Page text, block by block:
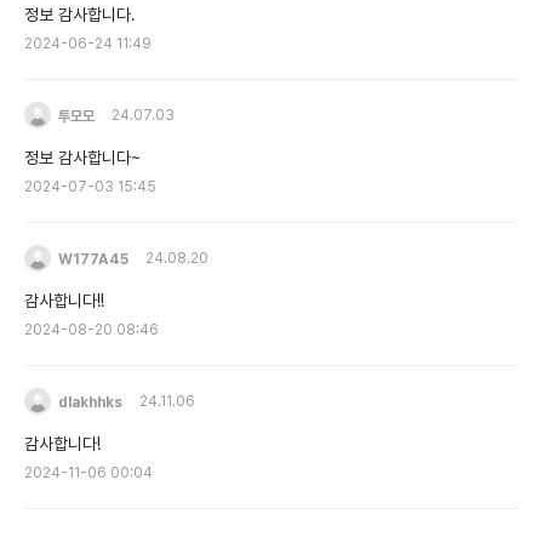
정보 감사합니다.
2024-06-24 11:49
투모모 24.07.03
정보 감사합니다~
2024-07-03 15:45
W177A45 24.08.20
감사합니다!!
2024-08-20 08:46
dlakhhks 24.11.06
감사합니다!
2024-11-06 00:04